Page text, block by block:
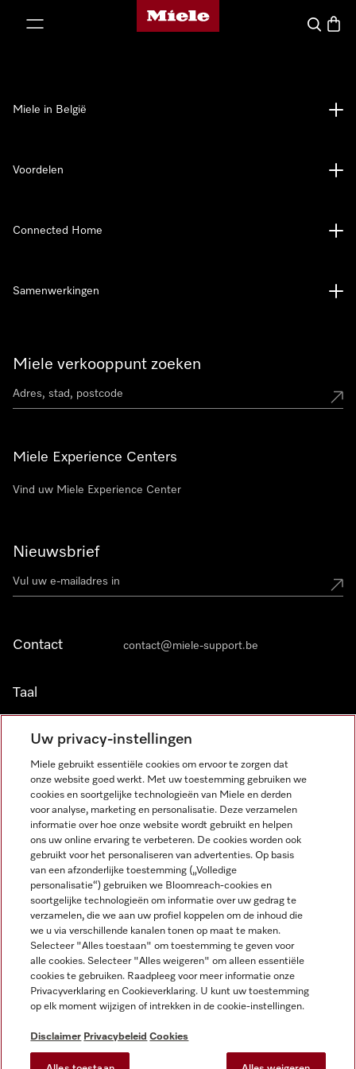
Miele homepage
Wat zoek
Miele verkooppunt zoeken
Miele Experience Centers
Vind uw Miele Experience Center
Nieuwsbrief
Contact contact@miele-support.be
Taal
NEDERLANDS
Miele in België
Voordelen
Connected Home
Samenwerkingen
Wettelijke Informatie
Algemene voorwaarden
Privacybeleid
Gebruiksvoorwaarden
Toegankelijkheidsverklaring
Digital Services Act
Miele op Facebook
Miele op Youtube
Miele op Instagram
Miele op Pinterest
Uw privacy-instellingen
Miele gebruikt essentiële cookies om ervoor te zorgen dat
onze website goed werkt. Met uw toestemming gebruiken we
cookies en soortgelijke technologieën van Miele en derden
voor analyse, marketing en personalisatie. Deze verzamelen
informatie over hoe onze website wordt gebruikt en helpen
ons uw online ervaring te verbeteren. De cookies worden ook
gebruikt voor het personaliseren van advertenties. Op basis
van een afzonderlijke toestemming („Volledige
personalisatie“) gebruiken we Bloomreach-cookies en
soortgelijke technologieën om informatie over uw gedrag te
verzamelen, die we aan uw profiel koppelen om de inhoud die
we u via verschillende kanalen tonen op maat te maken.
Selecteer "Alles toestaan" om toestemming te geven voor
alle cookies. Selecteer "Alles weigeren" om alleen essentiële
cookies te gebruiken. Raadpleeg voor meer informatie onze
Privacyverklaring en Cookieverklaring. U kunt uw toestemming
op elk moment wijzigen of intrekken in de cookie-instellingen.
Disclaimer Privacybeleid Cookies